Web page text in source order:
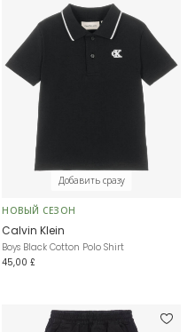
Добавить сразу
НОВЫЙ СЕЗОН
Calvin Klein
Boys Black Cotton Polo Shirt
45,00 £